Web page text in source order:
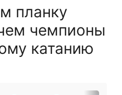
планку
чемпионы
катанию